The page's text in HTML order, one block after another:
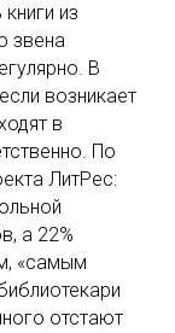
из
звена
В
возникает
в
По
ЛитРес:
а 22%
«самым
отстают